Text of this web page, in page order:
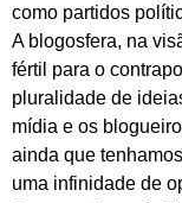
como partidos
A blogosfera, na
fértil para o
pluralidade de
mídia e os
ainda que
uma infinidade de